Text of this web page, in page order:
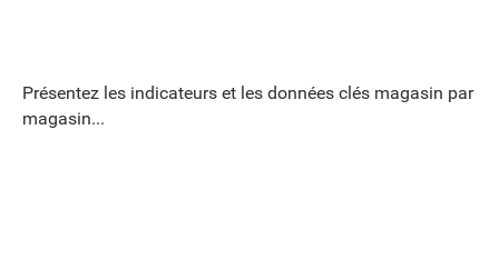
Présentez les indicateurs et les données clés magasin par
magasin...